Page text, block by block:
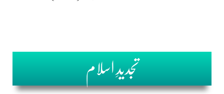
تجدیدِ اسلام